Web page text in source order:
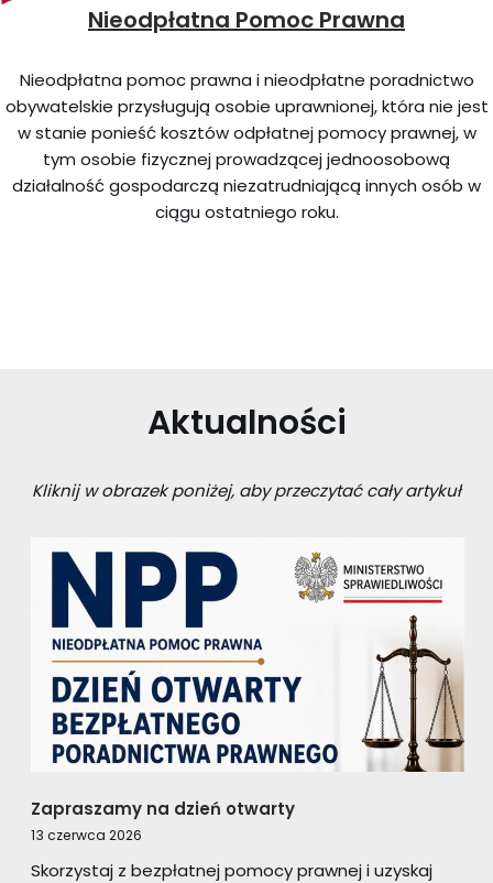
Nieodpłatna Pomoc Prawna
Nieodpłatna pomoc prawna i nieodpłatne poradnictwo
obywatelskie przysługują osobie uprawnionej, która nie jest
w stanie ponieść kosztów odpłatnej pomocy prawnej, w
tym osobie fizycznej prowadzącej jednoosobową
działalność gospodarczą niezatrudniającą innych osób w
ciągu ostatniego roku.
Aktualności
Kliknij w obrazek poniżej, aby przeczytać cały artykuł
Zapraszamy na dzień otwarty
13 czerwca 2026
Skorzystaj z bezpłatnej pomocy prawnej i uzyskaj